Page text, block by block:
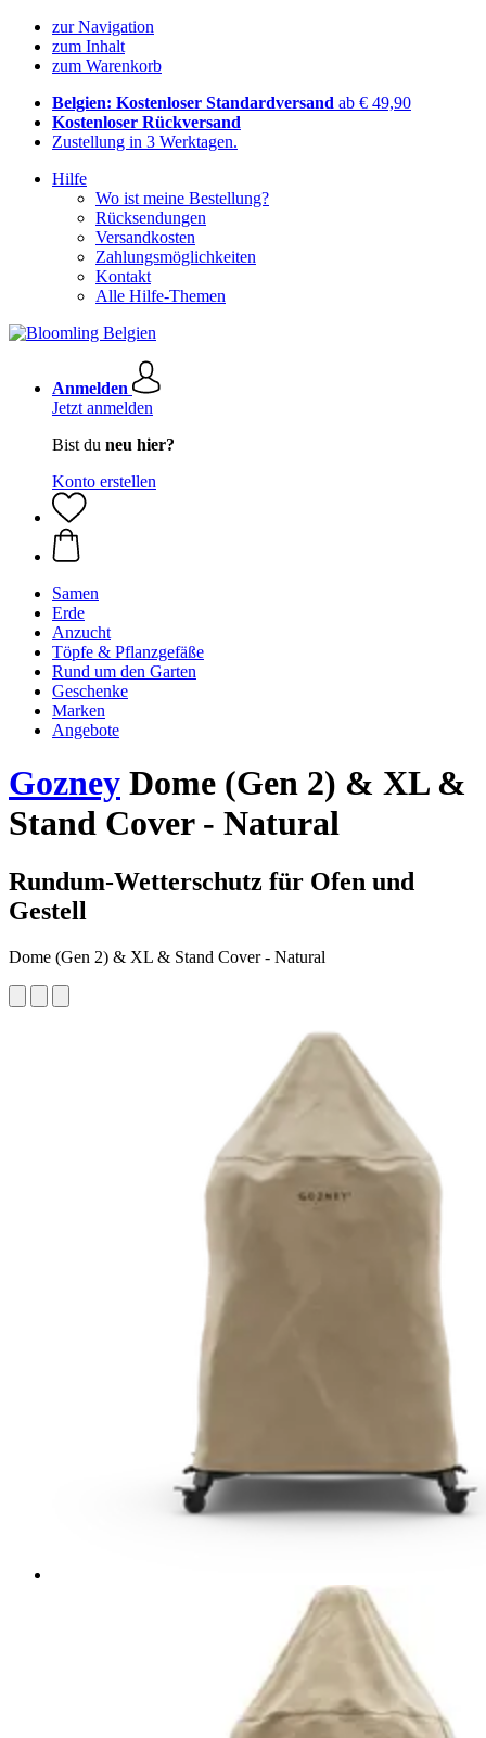
zur Navigation
zum Inhalt
zum Warenkorb
Belgien: Kostenloser Standardversand ab € 49,90
Kostenloser Rückversand
Zustellung in 3 Werktagen.
Hilfe
Wo ist meine Bestellung?
Rücksendungen
Versandkosten
Zahlungsmöglichkeiten
Kontakt
Alle Hilfe-Themen
Anmelden
Jetzt anmelden
Bist du neu hier?
Konto erstellen
Samen
Erde
Anzucht
Töpfe & Pflanzgefäße
Rund um den Garten
Geschenke
Marken
Angebote
Gozney Dome (Gen 2) & XL &
Stand Cover - Natural
Rundum-Wetterschutz für Ofen und
Gestell
Dome (Gen 2) & XL & Stand Cover - Natural